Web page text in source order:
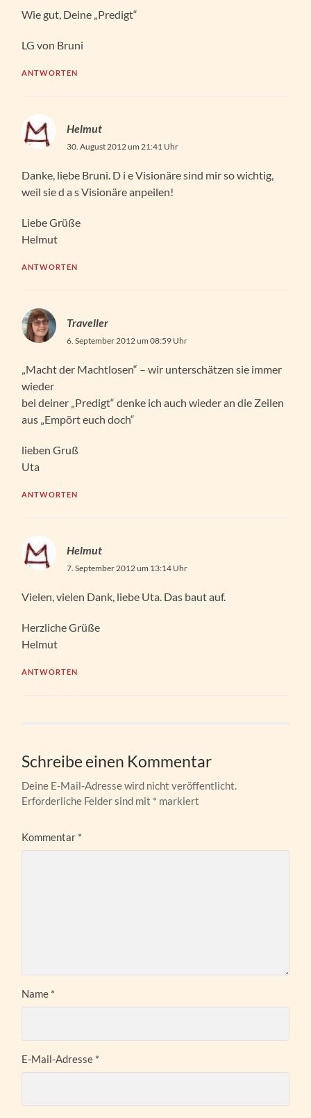
Wie gut, Deine „Predigt“
LG von Bruni
ANTWORTEN
Helmut
30. August 2012 um 21:41 Uhr
Danke, liebe Bruni. D i e Visionäre sind mir so wichtig,
weil sie d a s Visionäre anpeilen!
Liebe Grüße
Helmut
ANTWORTEN
Traveller
6. September 2012 um 08:59 Uhr
„Macht der Machtlosen“ – wir unterschätzen sie immer
wieder
bei deiner „Predigt“ denke ich auch wieder an die Zeilen
aus „Empört euch doch“
lieben Gruß
Uta
ANTWORTEN
Helmut
7. September 2012 um 13:14 Uhr
Vielen, vielen Dank, liebe Uta. Das baut auf.
Herzliche Grüße
Helmut
ANTWORTEN
Schreibe einen Kommentar
Deine E-Mail-Adresse wird nicht veröffentlicht.
Erforderliche Felder sind mit * markiert
Kommentar *
Name *
E-Mail-Adresse *